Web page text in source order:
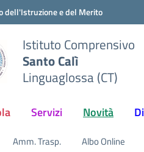
dell'Istruzione e del Merito
Istituto Comprensivo
Santo Calì
Linguaglossa (CT)
Servizi Novità
Amm. Trasp. Albo Online